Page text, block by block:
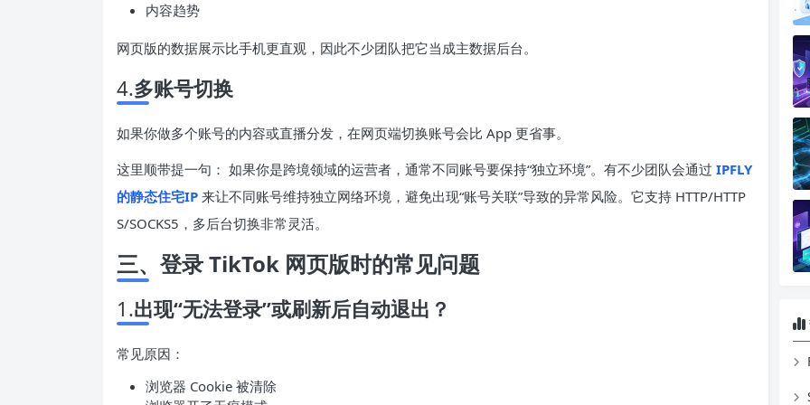
内容趋势
网页版的数据展示比手机更直观，因此不少团队把它当成主数据后台。
4.多账号切换
如果你做多个账号的内容或直播分发，在网页端切换账号会比 App 更省事。
这里顺带提一句： 如果你是跨境领域的运营者，通常不同账号要保持“独立环境”。有不少团队会通过 IPFLY
的静态住宅IP 来让不同账号维持独立网络环境，避免出现“账号关联”导致的异常风险。它支持 HTTP/HTTP
S/SOCKS5，多后台切换非常灵活。
三、登录 TikTok 网页版时的常见问题
1.出现“无法登录”或刷新后自动退出？
常见原因：
浏览器 Cookie 被清除